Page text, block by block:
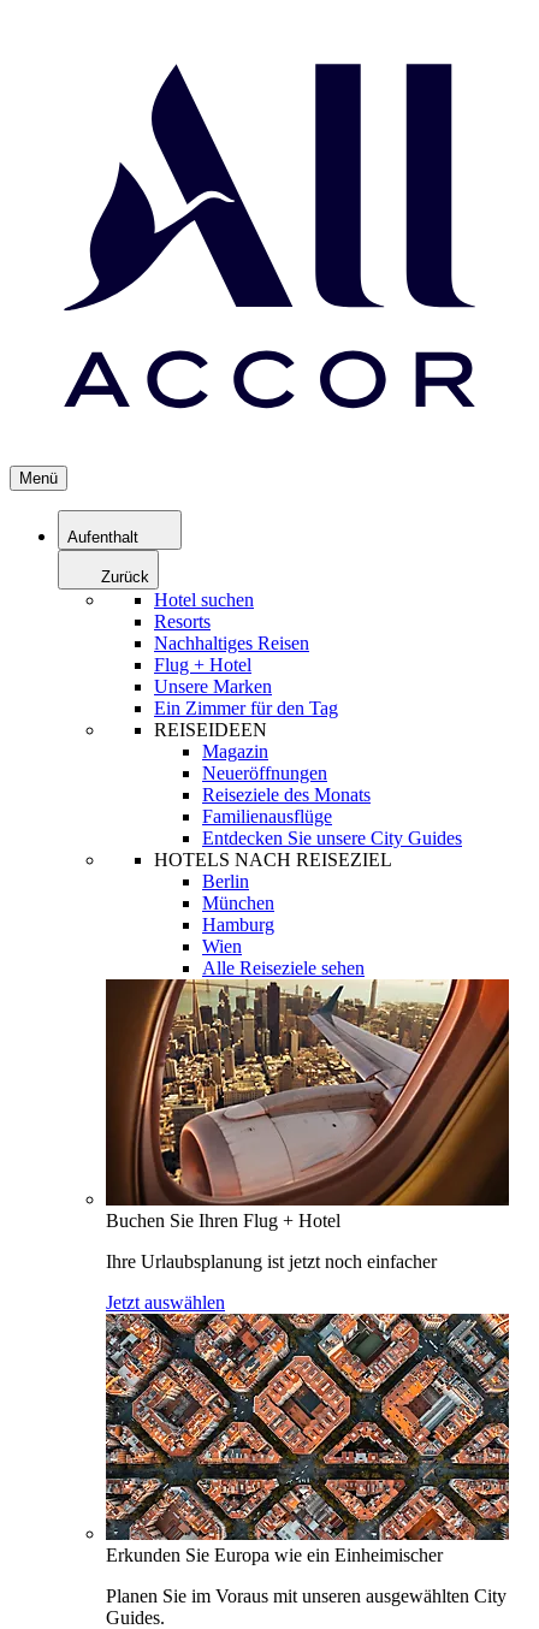
Menü
Aufenthalt
Zurück
Hotel suchen
Resorts
Nachhaltiges Reisen
Flug + Hotel
Unsere Marken
Ein Zimmer für den Tag
REISEIDEEN
Magazin
Neueröffnungen
Reiseziele des Monats
Familienausflüge
Entdecken Sie unsere City Guides
HOTELS NACH REISEZIEL
Berlin
München
Hamburg
Wien
Alle Reiseziele sehen
Buchen Sie Ihren Flug + Hotel
Ihre Urlaubsplanung ist jetzt noch einfacher
Jetzt auswählen
Erkunden Sie Europa wie ein Einheimischer
Planen Sie im Voraus mit unseren ausgewählten City
Guides.